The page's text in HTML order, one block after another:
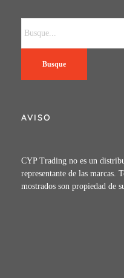
Busque
AVISO
CYP Trading no es un
representante de las marcas.
mostrados son propiedad de